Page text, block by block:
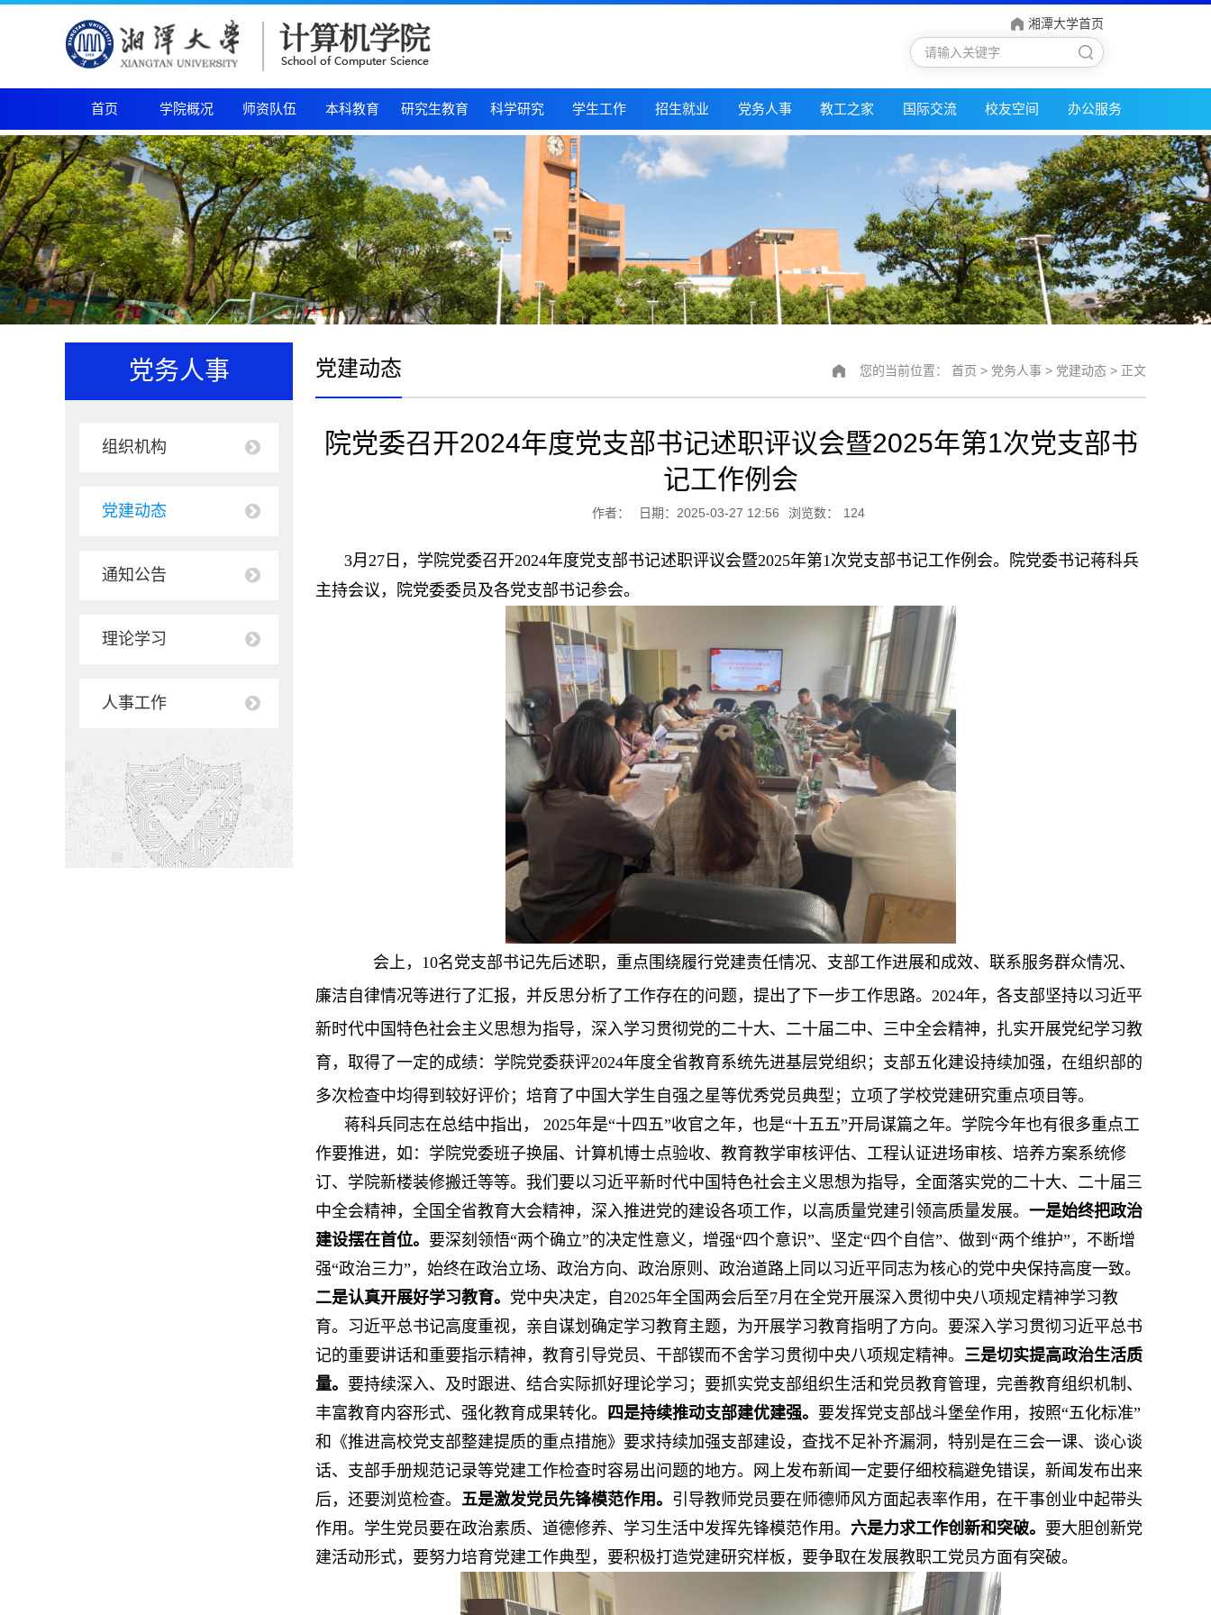
湘潭大学首页
首页 学院概况 师资队伍 本科教育 研究生教育 科学研究 学生工作 招生就业 党务人事 教工之家 国际交流 校友空间 办公服务
党务人事
组织机构
党建动态
通知公告
理论学习
人事工作
党建动态 您的当前位置： 首页 > 党务人事 > 党建动态 > 正文
院党委召开2024年度党支部书记述职评议会暨2025年第1次党支部书
记工作例会
作者： 日期：2025-03-27 12:56 浏览数： 124
3月27日，学院党委召开2024年度党支部书记述职评议会暨2025年第1次党支部书记工作例会。院党委书记蒋科兵
主持会议，院党委委员及各党支部书记参会。
会上，10名党支部书记先后述职，重点围绕履行党建责任情况、支部工作进展和成效、联系服务群众情况、
廉洁自律情况等进行了汇报，并反思分析了工作存在的问题，提出了下一步工作思路。2024年，各支部坚持以习近平
新时代中国特色社会主义思想为指导，深入学习贯彻党的二十大、二十届二中、三中全会精神，扎实开展党纪学习教
育，取得了一定的成绩：学院党委获评2024年度全省教育系统先进基层党组织；支部五化建设持续加强，在组织部的
多次检查中均得到较好评价；培育了中国大学生自强之星等优秀党员典型；立项了学校党建研究重点项目等。
蒋科兵同志在总结中指出， 2025年是“十四五”收官之年，也是“十五五”开局谋篇之年。学院今年也有很多重点工
作要推进，如：学院党委班子换届、计算机博士点验收、教育教学审核评估、工程认证进场审核、培养方案系统修
订、学院新楼装修搬迁等等。我们要以习近平新时代中国特色社会主义思想为指导，全面落实党的二十大、二十届三
中全会精神，全国全省教育大会精神，深入推进党的建设各项工作，以高质量党建引领高质量发展。 一是始终把政治
建设摆在首位。 要深刻领悟“两个确立”的决定性意义，增强“四个意识”、坚定“四个自信”、做到“两个维护”，不断增
强“政治三力”，始终在政治立场、政治方向、政治原则、政治道路上同以习近平同志为核心的党中央保持高度一致。
二是认真开展好学习教育。 党中央决定，自2025年全国两会后至7月在全党开展深入贯彻中央八项规定精神学习教
育。习近平总书记高度重视，亲自谋划确定学习教育主题，为开展学习教育指明了方向。要深入学习贯彻习近平总书
记的重要讲话和重要指示精神，教育引导党员、干部锲而不舍学习贯彻中央八项规定精神。 三是切实提高政治生活质
量。 要持续深入、及时跟进、结合实际抓好理论学习；要抓实党支部组织生活和党员教育管理，完善教育组织机制、
丰富教育内容形式、强化教育成果转化。
四是持续推动支部建优建强。 要发挥党支部战斗堡垒作用，按照“五化标准”
和《推进高校党支部整建提质的重点措施》要求持续加强支部建设，查找不足补齐漏洞，特别是在三会一课、谈心谈
话、支部手册规范记录等党建工作检查时容易出问题的地方。网上发布新闻一定要仔细校稿避免错误，新闻发布出来
后，还要浏览检查。 五是激发党员先锋模范作用。 引导教师党员要在师德师风方面起表率作用，在干事创业中起带头
作用。学生党员要在政治素质、道德修养、学习生活中发挥先锋模范作用。 六是力求工作创新和突破。 要大胆创新党
建活动形式，要努力培育党建工作典型，要积极打造党建研究样板，要争取在发展教职工党员方面有突破。